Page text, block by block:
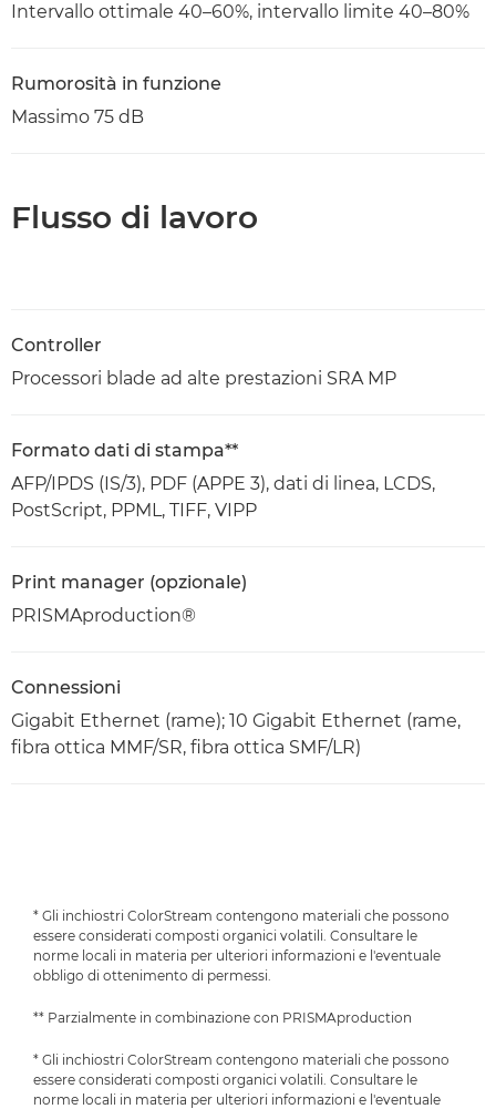
Intervallo ottimale 40–60%, intervallo limite 40–80%
Rumorosità in funzione
Massimo 75 dB
Flusso di lavoro
Controller
Processori blade ad alte prestazioni SRA MP
Formato dati di stampa**
AFP/IPDS (IS/3), PDF (APPE 3), dati di linea, LCDS,
PostScript, PPML, TIFF, VIPP
Print manager (opzionale)
PRISMAproduction®
Connessioni
Gigabit Ethernet (rame); 10 Gigabit Ethernet (rame,
fibra ottica MMF/SR, fibra ottica SMF/LR)
* Gli inchiostri ColorStream contengono materiali che possono
essere considerati composti organici volatili. Consultare le
norme locali in materia per ulteriori informazioni e l'eventuale
obbligo di ottenimento di permessi.
** Parzialmente in combinazione con PRISMAproduction
* Gli inchiostri ColorStream contengono materiali che possono
essere considerati composti organici volatili. Consultare le
norme locali in materia per ulteriori informazioni e l'eventuale